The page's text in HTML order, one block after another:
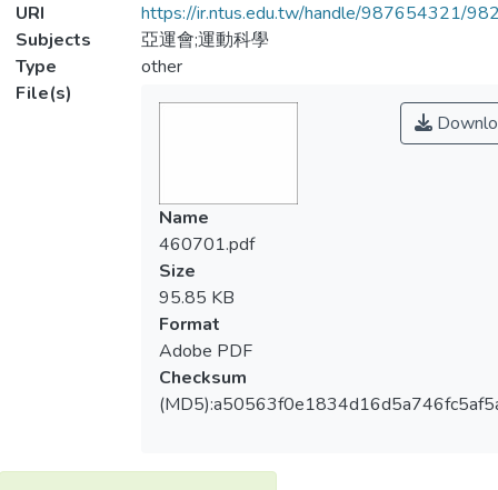
URI
https://ir.ntus.edu.tw/handle/987654321/
Subjects
亞運會;運動科學
Type
other
File(s)
Name
460701.pdf
Size
95.85 KB
Format
Adobe PDF
Checksum